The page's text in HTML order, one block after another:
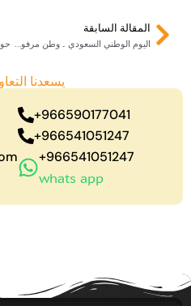
Prevالمقالة السابقة
يسعدنا
966590177041+
966541051247+
966541051247+
whats app